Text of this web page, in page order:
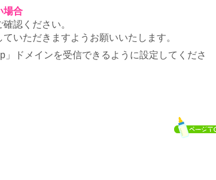
場合
認ください。
いただきますようお願いいたします。
ドメインを受信できるように設定してくださ